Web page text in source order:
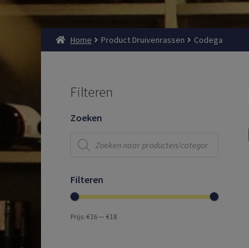
Home Product Druivenrassen Codega
Filteren
Zoeken
Producten
zoeken
Filteren
Prijs:€16—€18